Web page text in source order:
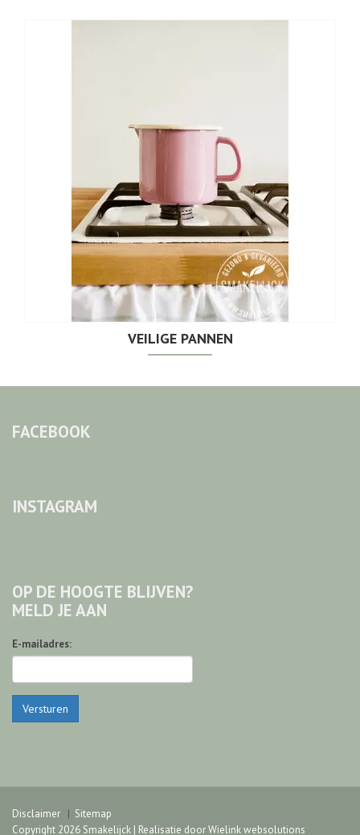
VEILIGE PANNEN
FACEBOOK
INSTAGRAM
OP DE HOOGTE BLIJVEN?
MELD JE AAN
E-mailadres:
Versturen
Disclaimer
Sitemap
Copyright 2026 Smakelijck | Realisatie doorWielink websolutions